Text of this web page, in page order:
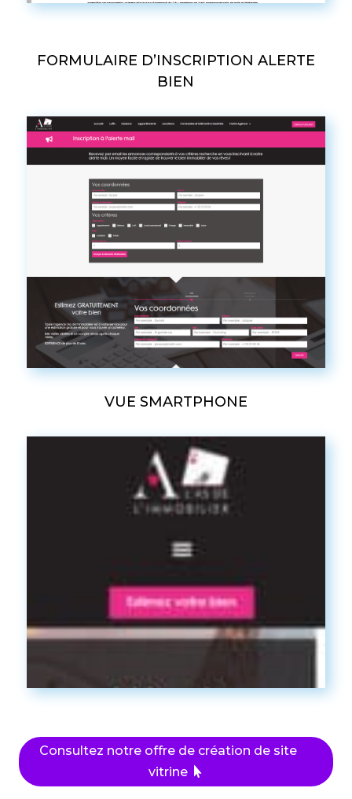
FORMULAIRE D’INSCRIPTION ALERTE
BIEN
VUE SMARTPHONE
Consultez notre offre de création de site
vitrine